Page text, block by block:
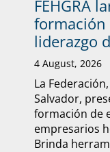
FEHGRA
formación
liderazgo
4 August, 2026
La
Salvador,
formación de
empresarios
Brinda